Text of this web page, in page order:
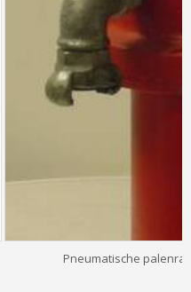
Pneumatische